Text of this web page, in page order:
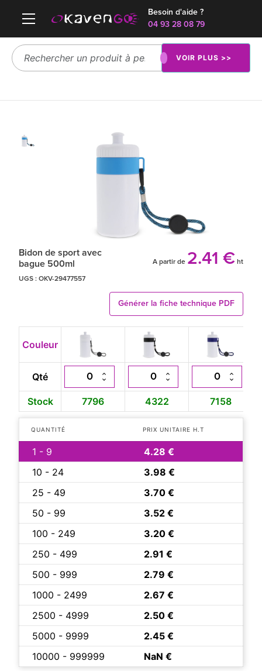
Besoin d'aide ?
04 93 28 08 79
VOIR PLUS >>
Bidon de sport avec
bague 500ml
A partir de 2.41 € ht
UGS : OKV-29477557
Générer la fiche technique PDF
Couleur
Qté
Stock 7796 4322 7158
QUANTITÉ PRIX UNITAIRE H.T
1 - 9
4.28 €
10 - 24
3.98 €
25 - 49
3.70 €
50 - 99
3.52 €
100 - 249
3.20 €
250 - 499
2.91 €
500 - 999
2.79 €
1000 - 2499
2.67 €
2500 - 4999
2.50 €
5000 - 9999
2.45 €
10000 - 999999
NaN €